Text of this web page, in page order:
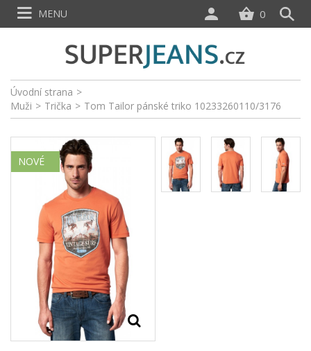
Úvodní strana >
Muži > Trička > Tom Tailor pánské triko 10233260110/3176
NOVÉ
0
MENU